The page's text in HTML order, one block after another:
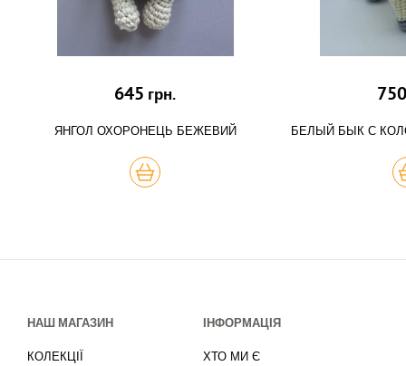
645 грн.
ЯНГОЛ ОХОРОНЕЦЬ БЕЖЕВИЙ
КУПИТЬ
750
БЕЛЫЙ БЫК С
НАШ МАГАЗИН
КОЛЕКЦІЇ
ІНФОРМАЦІЯ
ХТО МИ Є